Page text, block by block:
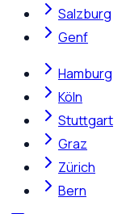
Salzburg
Genf
Hamburg
Köln
Stuttgart
Graz
Zürich
Bern